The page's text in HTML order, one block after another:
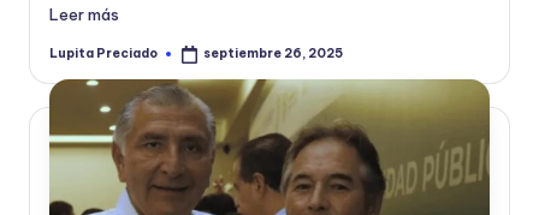
a
Leer más
Publicado
Lupita Preciado septiembre 26, 2025